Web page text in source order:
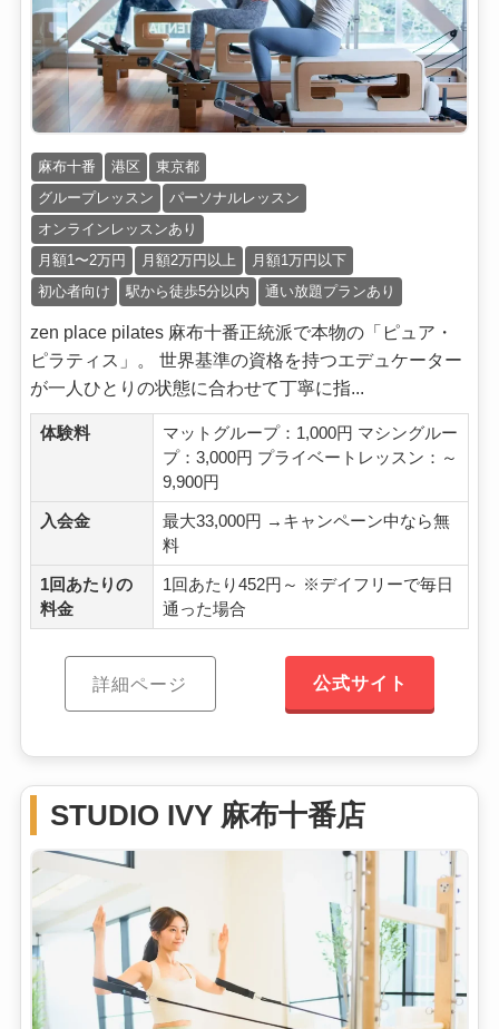
麻布十番 港区
東京都
グループレッスン
パーソナルレッスン
オンラインレッスンあり
月額1〜2万円
月額2万円以上
月額1万円以下
初心者向け
駅から徒歩5分以内 通い放題プランあり
zen place pilates 麻布十番正統派で本物の「ピュア・
ピラティス」。 世界基準の資格を持つエデュケーター
が一人ひとりの状態に合わせて丁寧に指...
体験料
マットグループ：1,000円 マシングルー
プ：3,000円 プライベートレッスン：～
9,900円
入会金
最大33,000円 →キャンペーン中なら無
料
1回あたりの
料金
1回あたり452円～ ※デイフリーで毎日
通った場合
詳細ページ 公式サイト
STUDIO IVY 麻布十番店